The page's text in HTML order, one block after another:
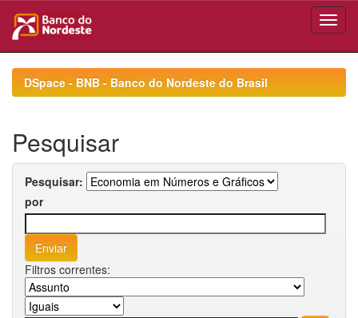
navigationDSpace - BNB - Banco do Nordeste do Brasil
Pesquisar
Pesquisar:
por
Filtros correntes: